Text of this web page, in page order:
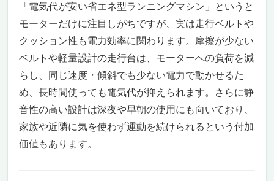
ムランナー
静音性・耐久性・膝への優しさを両立
アプリ連携で日々の運動管理も簡単
こういう人には特におすすめ
逆にこういう人には不向きかも
まとめ
adidas（アディダス）ランニングマシーン T-
19X ― 自宅で業務用クラスの走行感を叶える
【高機能＆省エネ設計で、家庭用ながら本格
「電気代が安い省エネ型ランニングマシン」というと
モーターだけに注目しがちですが、実は走行ベルトや
クッション性も電力効率に関わります。摩擦が少ない
ベルトや軽量設計の走行台は、モーターへの負荷を減
らし、同じ速度・傾斜でも少ない電力で動かせるた
め、長時間使っても電気代が抑えられます。さらに静
音性の高い設計は深夜や早朝の使用にも向いており、
家族や近隣に気を使わず運動を続けられるという付加
価値もあります。